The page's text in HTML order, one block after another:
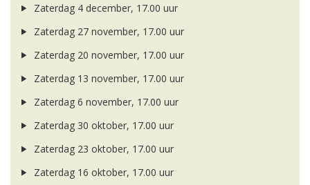
Zaterdag 4 december, 17.00 uur
Zaterdag 27 november, 17.00 uur
Zaterdag 20 november, 17.00 uur
Zaterdag 13 november, 17.00 uur
Zaterdag 6 november, 17.00 uur
Zaterdag 30 oktober, 17.00 uur
Zaterdag 23 oktober, 17.00 uur
Zaterdag 16 oktober, 17.00 uur